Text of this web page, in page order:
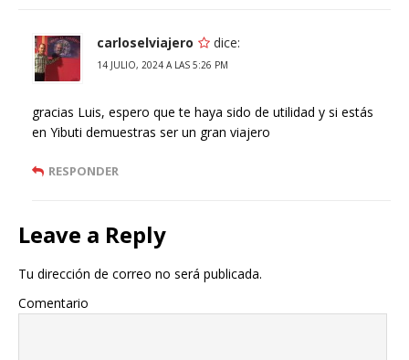
carloselviajero dice:
14 JULIO, 2024 A LAS 5:26 PM
gracias Luis, espero que te haya sido de utilidad y si estás
en Yibuti demuestras ser un gran viajero
RESPONDER
Leave a Reply
Tu dirección de correo no será publicada.
Comentario